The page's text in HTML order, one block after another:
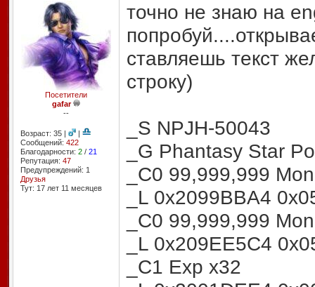
Посетители
gafar
--
Возраст: 35 |
|
Сообщений: 422
Благодарности: 2/ 21
Репутация: 47
Предупреждений: 1
Друзья
Тут: 17 лет 11 месяцев
точно не знаю на
ставляешь текст
строку)
_S NPJH-50043
_G Phantasy Star
_C0 99,999,999
_L 0x2099BBA4
_C0 99,999,999
_L 0x209EE5C4
_C1 Exp x32